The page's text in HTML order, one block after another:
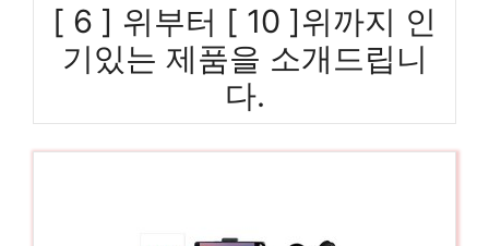
[ 6 ] 위부터 [ 10 ]위까지 인
기있는 제품을 소개드립니
다.